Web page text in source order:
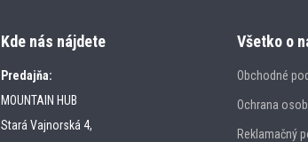
Kde nás nájdete
Predajňa:
MOUNTAIN HUB
Stará Vajnorská 4,
Všetko o
Obchodné
Ochrana
Reklamačný